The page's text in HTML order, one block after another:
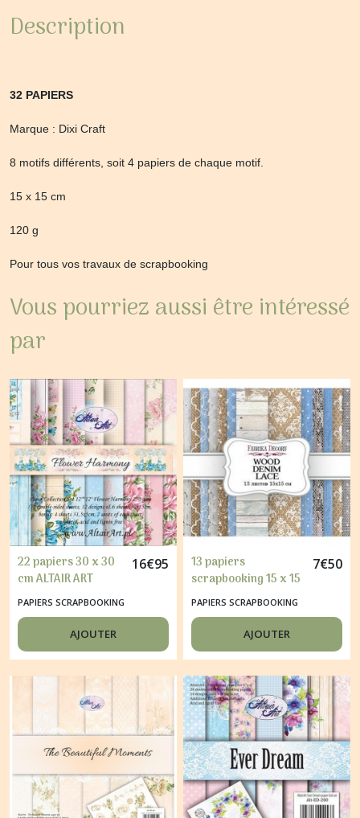
Description
32 PAPIERS
Marque : Dixi Craft
8 motifs différents, soit 4 papiers de chaque motif.
15 x 15 cm
120 g
Pour tous vos travaux de scrapbooking
Vous pourriez aussi être intéressé
par
22 papiers 30 x 30
cm ALTAIR ART
FLOWER HARMONY
16€95
PAPIERS SCRAPBOOKING
AJOUTER
13 papiers
scrapbooking 15 x 15
cm FABRIKA DECORU
WOOD DENIM LACE
7€50
PAPIERS SCRAPBOOKING
AJOUTER